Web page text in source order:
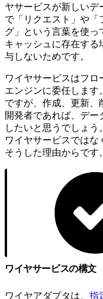
ヤサービスが新しいデ
で「リクエスト」や「
グ」という言葉を使
キャッシュに存在する
与しないためです。
ワイヤサービスはフロ
エンジンに委任します
ですが、作成、更新、
開発者であれば、デ
したいと思うでしょう
ワイヤサービスではな
そうした理由からです。
ワイヤサービスの構文
ワイヤアダプタは、 指